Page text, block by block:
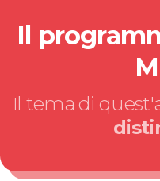
Il
Il tema di